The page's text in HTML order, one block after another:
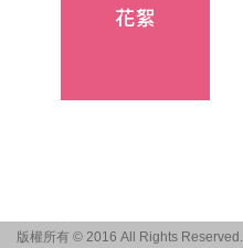
花絮
版權所有 © 2016 All Rights Reserved.